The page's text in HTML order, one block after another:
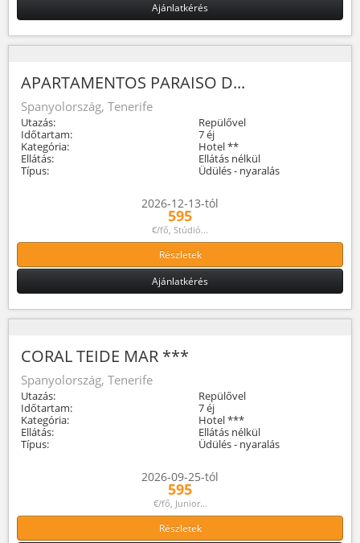
Ajánlatkérés
APARTAMENTOS PARAISO D...
Spanyolország, Tenerife
Utazás:
Repülővel
Időtartam:
7 éj
Kategória:
Hotel **
Ellátás:
Ellátás nélkül
Típus:
Üdülés - nyaralás
2026-12-13-tól
595
€/fő, Stúdió...
Részletek
Ajánlatkérés
CORAL TEIDE MAR ***
Spanyolország, Tenerife
Utazás:
Repülővel
Időtartam:
7 éj
Kategória:
Hotel ***
Ellátás:
Ellátás nélkül
Típus:
Üdülés - nyaralás
2026-09-25-tól
595
€/fő, Junior...
Részletek